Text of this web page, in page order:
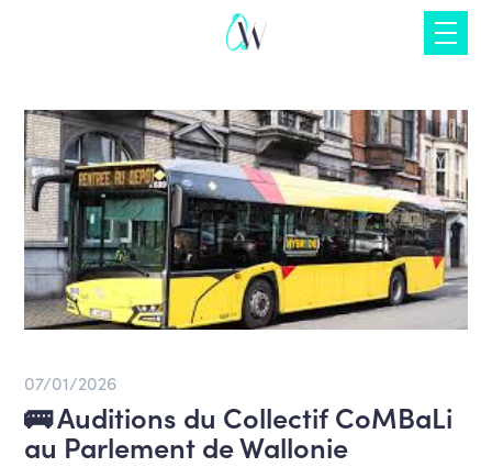
07/01/2026
🚌 Auditions du Collectif CoMBaLi
au Parlement de Wallonie